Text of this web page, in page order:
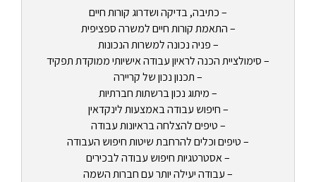
– כתיבה, בדיקה ושדרוג קורות חיים
– התאמת קורות חיים למשרה ספציפית
– פניה נכונה למשרות הנכונות
– סימולציית הכנה לראיון עבודה אישיותי ממוקדת תפקיד
– תכנון נכון של קריירה
– מיתוג נכון ברשתות חברתיות
– חיפוש עבודה באמצעות לינקדאין
– טיפים להצלחה בראיונות עבודה
– טיפים וכלים להרחבת שיטות חיפוש העבודה
– אסטרטגיות חיפוש עבודה לבכירים
– עבודה יעילה יותר עם חברות השמה